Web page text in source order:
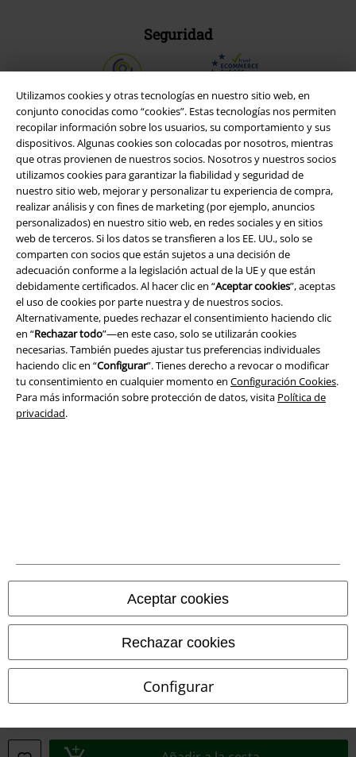
Utilizamos cookies y otras tecnologías en nuestro sitio web, en
conjunto conocidas como “cookies”. Estas tecnologías nos permiten
recopilar información sobre los usuarios, su comportamiento y sus
dispositivos. Algunas cookies son colocadas por nosotros, mientras
que otras provienen de nuestros socios. Nosotros y nuestros socios
utilizamos cookies para garantizar la fiabilidad y seguridad de
nuestro sitio web, mejorar y personalizar tu experiencia de compra,
realizar análisis y con fines de marketing (por ejemplo, anuncios
personalizados) en nuestro sitio web, en redes sociales y en sitios
web de terceros. Si los datos se transfieren a los EE. UU., solo se
comparten con socios que están sujetos a una decisión de
adecuación conforme a la legislación actual de la UE y que están
debidamente certificados. Al hacer clic en “Aceptar cookies”, aceptas
el uso de cookies por parte nuestra y de nuestros socios.
Alternativamente, puedes rechazar el consentimiento haciendo clic
en “Rechazar todo”—en este caso, solo se utilizarán cookies
necesarias. También puedes ajustar tus preferencias individuales
haciendo clic en “Configurar”. Tienes derecho a revocar o modificar
tu consentimiento en cualquier momento en Configuración Cookies.
Para más información sobre protección de datos, visita Política de
privacidad.
Aceptar cookies
Rechazar cookies
Configurar
Seguridad
Legal
Términos y Condiciones
Aviso Legal
Ley protección de datos
Eliminación de residuos y protección del medioambiente
Todos los precios incluyen el IVA pero no losgastos de transporte
© 1986-2026 E.M.P. Merchandising HGmbH
Tiendas EMP online
EMP France